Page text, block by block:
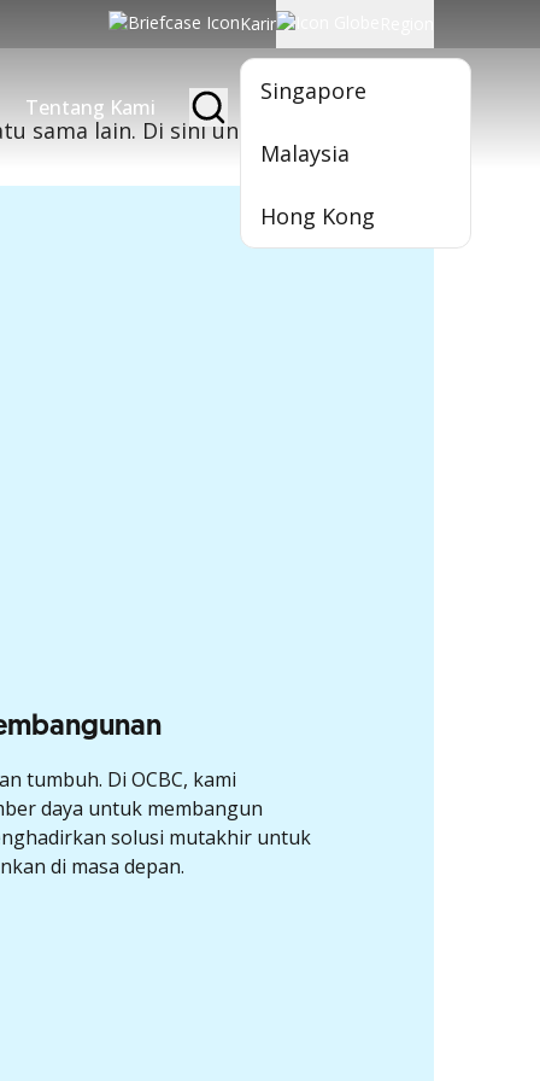
Karir
Singapore
Malaysia
Hong Kong
Tentang Kami Jadi Nasabah
sama lain. Di sini untuk Anda.
tumbuh. Di OCBC, kami
daya untuk membangun
solusi mutakhir untuk
di masa depan.